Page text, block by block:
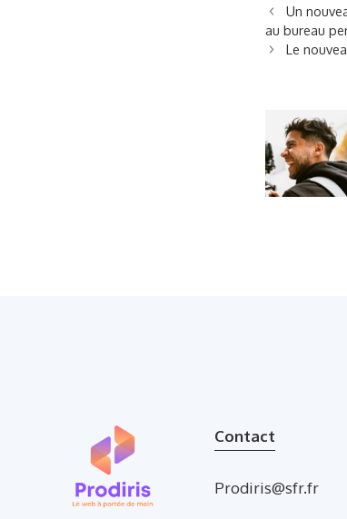
Un
au bureau
Le
Contact
Prodiris@sfr.fr